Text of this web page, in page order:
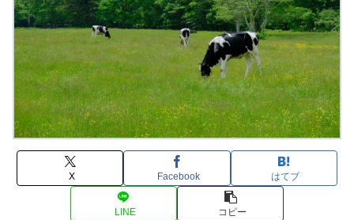
X Facebook はてブ
LINE コピー